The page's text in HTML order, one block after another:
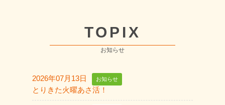
TOPIX
お知らせ
2026年07月13日 お知らせ
とりきた火曜あさ活！